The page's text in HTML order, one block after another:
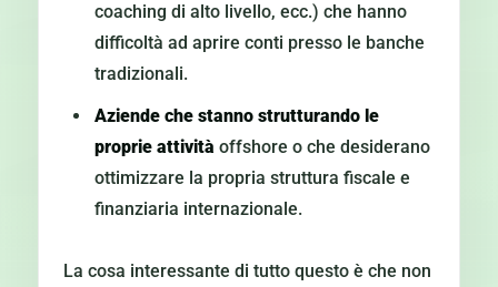
coaching di alto livello, ecc.) che hanno
difficoltà ad aprire conti presso le banche
tradizionali.
Aziende che stanno strutturando le
proprie attività offshore o che desiderano
ottimizzare la propria struttura fiscale e
finanziaria internazionale.
La cosa interessante di tutto questo è che non